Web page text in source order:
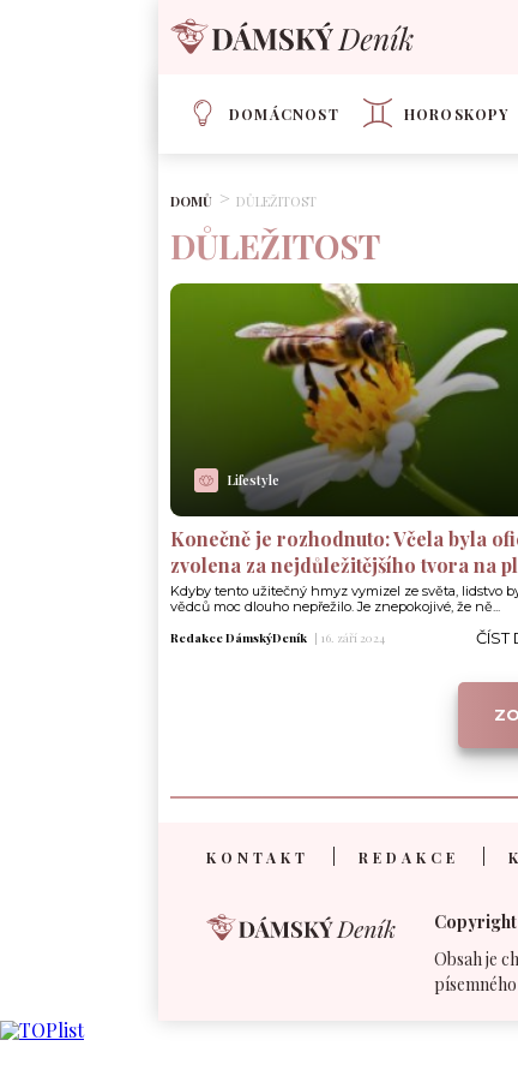
DOMÁCNOST HOROSKOPY
DOMŮ DŮLEŽITOST
DŮLEŽITOST
Lifestyle
Konečně je rozhodnuto: Včela byla
zvolena za nejdůležitějšího tvora na
Kdyby tento užitečný hmyz vymizel ze světa, lidstvo
vědců moc dlouho nepřežilo. Je znepokojivé, že ně...
Redakce DámskýDeník | 16. září 2024 ČÍST
KONTAKT REDAKCE
Obsah je